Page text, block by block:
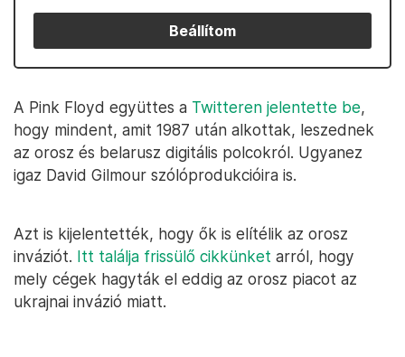
Beállítom
A Pink Floyd együttes a Twitteren jelentette be,
hogy mindent, amit 1987 után alkottak, leszednek
az orosz és belarusz digitális polcokról. Ugyanez
igaz David Gilmour szólóprodukcióira is.
Azt is kijelentették, hogy ők is elítélik az orosz
inváziót. Itt találja frissülő cikkünket arról, hogy
mely cégek hagyták el eddig az orosz piacot az
ukrajnai invázió miatt.